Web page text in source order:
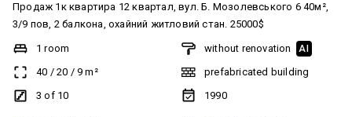
Продаж 1к квартира 12 квартал, вул. Б. Мозолевського 6 40м²,
3/9 пов, 2 балкона, охайний житловий стан. 25000$
1 room
40 / 20 / 9 m²
3 of 10
without renovation AI
prefabricated building
1990